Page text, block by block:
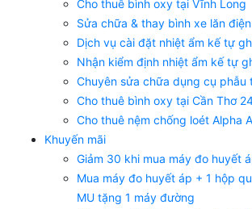
Cho thuê bình oxy tại Vĩnh Long
Sửa chữa & thay bình xe lăn điện
Dịch vụ cài đặt nhiệt ẩm kế tự
Nhận kiểm định nhiệt ẩm kế tự
Chuyên sửa chữa dụng cụ phẫu
Cho thuê bình oxy tại Cần Thơ
Cho thuê nệm chống loét Alpha
Khuyến mãi
Giảm 30 khi mua máy đo huyết
Mua máy đo huyết áp + 1 hộp
MU tặng 1 máy đường